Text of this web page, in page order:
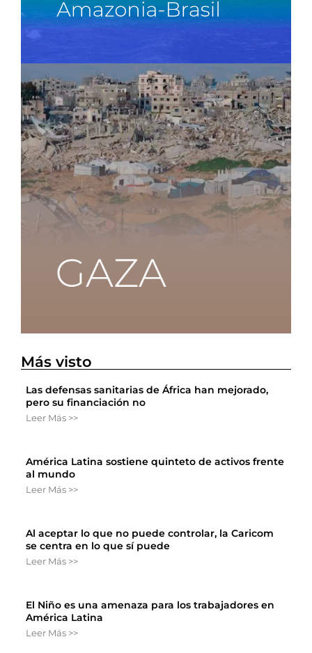
Más visto
Las defensas sanitarias de África han mejorado,
pero su financiación no
Leer Más >>
América Latina sostiene quinteto de activos frente
al mundo
Leer Más >>
Al aceptar lo que no puede controlar, la Caricom
se centra en lo que sí puede
Leer Más >>
El Niño es una amenaza para los trabajadores en
América Latina
Leer Más >>